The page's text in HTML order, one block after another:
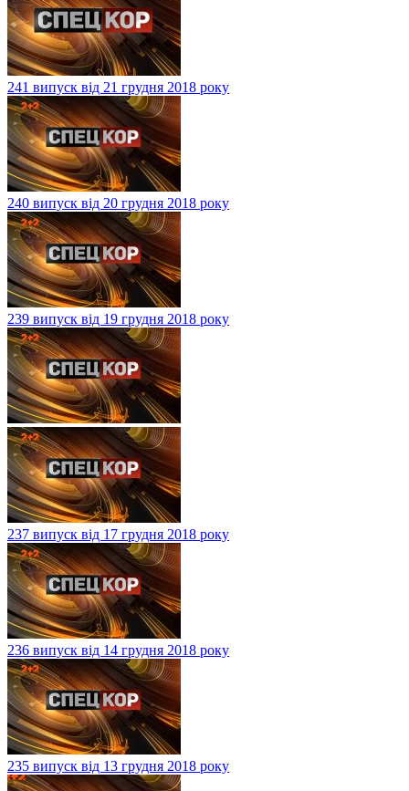
241 випуск від 21 грудня 2018 року
240 випуск від 20 грудня 2018 року
239 випуск від 19 грудня 2018 року
237 випуск від 17 грудня 2018 року
236 випуск від 14 грудня 2018 року
235 випуск від 13 грудня 2018 року